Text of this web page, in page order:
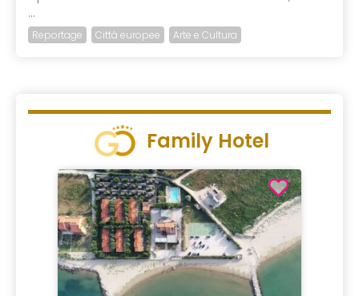
...
Reportage Città europee Arte e Cultura
Family Hotel